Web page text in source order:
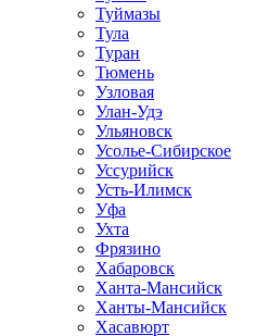
Туймазы
Тула
Туран
Тюмень
Узловая
Улан-Удэ
Ульяновск
Усолье-Сибирское
Уссурийск
Усть-Илимск
Уфа
Ухта
Фрязино
Хабаровск
Ханта-Мансийск
Ханты-Мансийск
Хасавюрт